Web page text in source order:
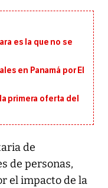
es la que no se
en Panamá por El
primera oferta del
de
de personas,
el impacto de la